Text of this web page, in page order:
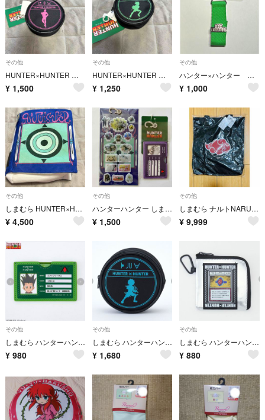
その他
HUNTER×HUNTER ハンターハンター しまむら 丸型ポーチ ヒソカ
¥ 1,500
その他
HUNTER×HUNTER ハンターハンター しまむら 丸型ポーチ ゴン
¥ 1,250
その他
ハンター×ハンター HUNTER×HUNTER しまむら マルチホルダー
¥ 1,000
その他
しまむら HUNTER×HUNTER ハンターハンター ティッシュケース
¥ 4,500
その他
ハンターハンター しまむら キルア マルチカードケース ハンターハンター シール
¥ 1,500
その他
しまむら ナルトNARUTO 暁 トートバッグ
¥ 9,999
その他
しまむら ハンターハンター コラボ カードケース グッズ ゴン キルア ヒソカ
¥ 980
その他
しまむら ハンターハンター コラボ ポーチ グッズ キルア ヒソカ tシャツ
¥ 1,680
その他
しまむら ハンターハンター コラボ コインケース グッズ キルア ヒソカ ゴン
¥ 880